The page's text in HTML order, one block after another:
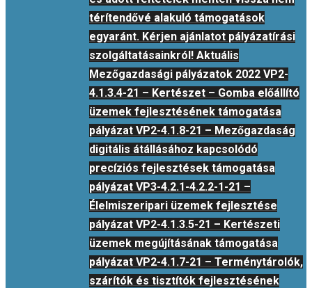
térítendővé alakuló támogatások
egyaránt. Kérjen ajánlatot pályázatírási
szolgáltatásainkról! Aktuális
Mezőgazdasági pályázatok 2022 VP2-
4.1.3.4-21 – Kertészet – Gomba előállító
üzemek fejlesztésének támogatása
pályázat VP2-4.1.8-21 – Mezőgazdaság
digitális átállásához kapcsolódó
precíziós fejlesztések támogatása
pályázat VP3-4.2.1-4.2.2-1-21 –
Élelmiszeripari üzemek fejlesztése
pályázat VP2-4.1.3.5-21 – Kertészeti
üzemek megújításának támogatása
pályázat VP2-4.1.7-21 – Terménytárolók,
szárítók és tisztítók fejlesztésének